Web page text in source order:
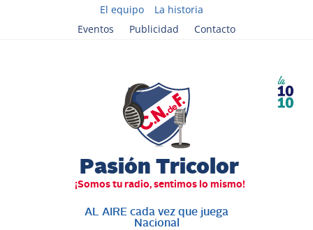
El equipo
La historia
Eventos
Publicidad Contacto
AL AIRE cada vez que juega
Nacional